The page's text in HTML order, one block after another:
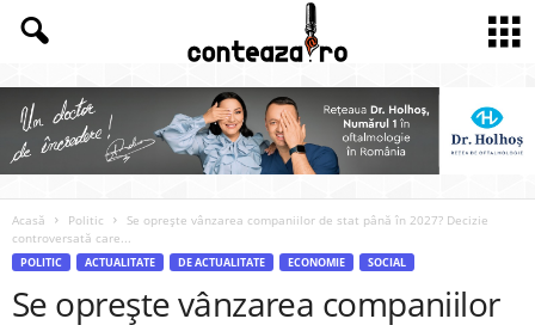
Acasă Politic
Se oprește vânzarea companiilor de stat până în 2027? Decizie
controversată care...
POLITIC ACTUALITATE DE ACTUALITATE ECONOMIE SOCIAL
Se oprește vânzarea companiilor